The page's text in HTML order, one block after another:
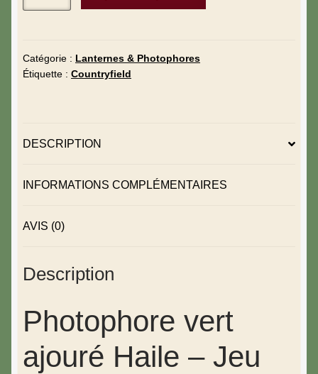
Catégorie : Lanternes & Photophores
Étiquette : Countryfield
DESCRIPTION
INFORMATIONS COMPLÉMENTAIRES
AVIS (0)
Description
Photophore vert
ajouré Haile – Jeu